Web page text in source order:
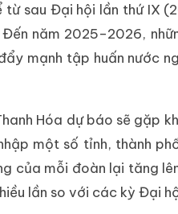
sau Đại hội lần thứ IX
năm 2025–2026,
mạnh tập huấn nước
Hóa dự báo sẽ gặp
một số tỉnh, thành
của mỗi đoàn lại tăng
lần so với các kỳ Đại